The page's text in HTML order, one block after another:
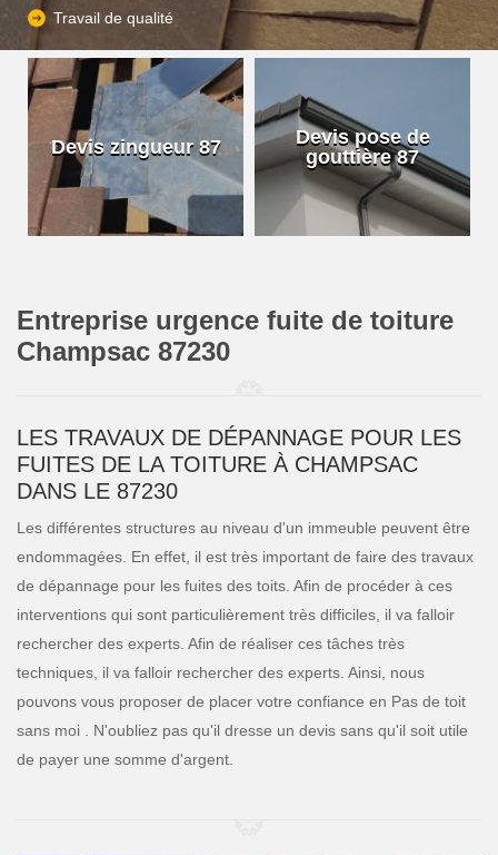
Travail de qualité
Devis zingueur 87
Devis pose de
gouttière 87
Entreprise urgence fuite de toiture
Champsac 87230
LES TRAVAUX DE DÉPANNAGE POUR LES
FUITES DE LA TOITURE À CHAMPSAC
DANS LE 87230
Les différentes structures au niveau d'un immeuble peuvent être
endommagées. En effet, il est très important de faire des travaux
de dépannage pour les fuites des toits. Afin de procéder à ces
interventions qui sont particulièrement très difficiles, il va falloir
rechercher des experts. Afin de réaliser ces tâches très
techniques, il va falloir rechercher des experts. Ainsi, nous
pouvons vous proposer de placer votre confiance en Pas de toit
sans moi . N'oubliez pas qu'il dresse un devis sans qu'il soit utile
de payer une somme d'argent.